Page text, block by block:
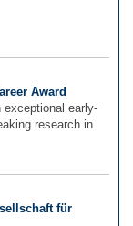
Award
exceptional early-
research in
für